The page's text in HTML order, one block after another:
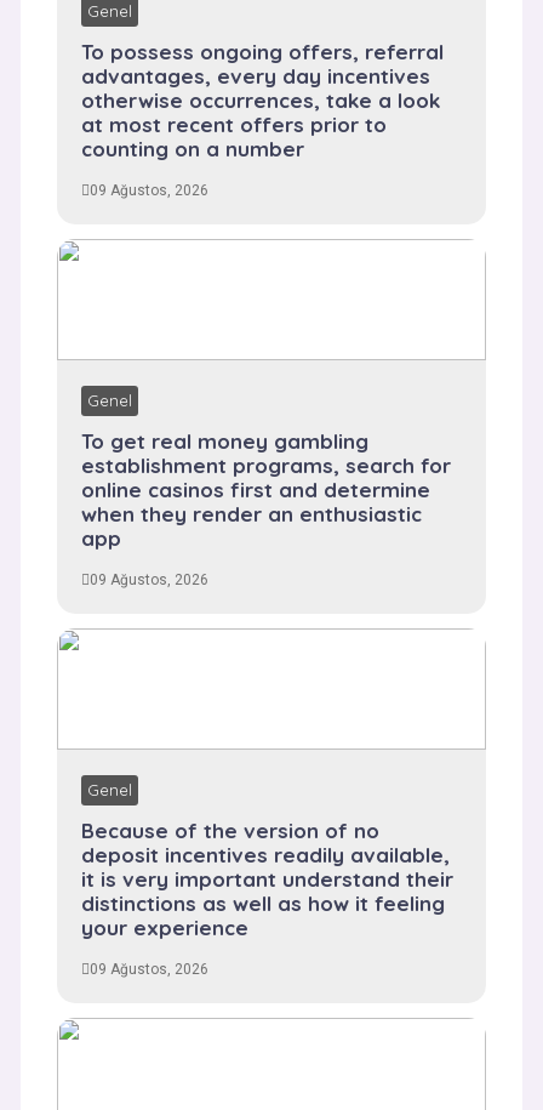
Genel
To possess ongoing offers, referral
advantages, every day incentives
otherwise occurrences, take a look
at most recent offers prior to
counting on a number
09 Ağustos, 2026
Genel
To get real money gambling
establishment programs, search for
online casinos first and determine
when they render an enthusiastic
app
09 Ağustos, 2026
Genel
Because of the version of no
deposit incentives readily available,
it is very important understand their
distinctions as well as how it feeling
your experience
09 Ağustos, 2026